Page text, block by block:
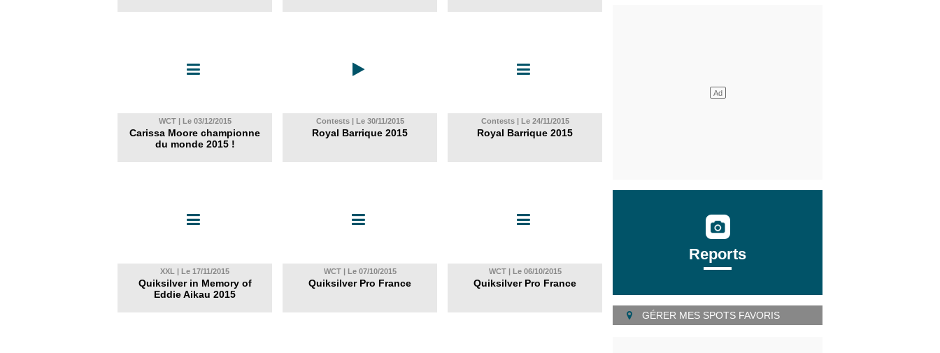
WCT | Le 03/12/2015
Carissa Moore championne
du monde 2015 !
Contests | Le 30/11/2015
Royal Barrique 2015
Contests | Le 24/11/2015
Royal Barrique 2015
XXL | Le 17/11/2015
Quiksilver in Memory of
Eddie Aikau 2015
WCT | Le 07/10/2015
Quiksilver Pro France
WCT | Le 06/10/2015
Quiksilver Pro France
Reports
GÉRER MES SPOTS FAVORIS